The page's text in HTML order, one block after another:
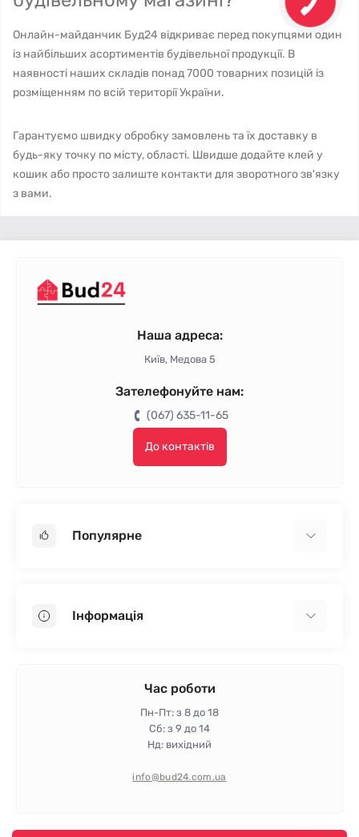
Онлайн-майданчик Буд24 відкриває перед покупцями один
із найбільших асортиментів будівельної продукції. В
наявності наших складів понад 7000 товарних позицій із
розміщенням по всій території України.
Гарантуємо швидку обробку замовлень та їх доставку в
будь-яку точку по місту, області. Швидше додайте клей у
кошик або просто залиште контакти для зворотного зв'язку
з вами.
Наша адреса:
Київ, Медова 5
Зателефонуйте нам:
(067) 635-11-65
До контактів
Популярне
Пінопласт
Інформація
Гарантія та повернення
Політика конфіденційності
Час роботи
Пн-Пт: з 8 до 18
Сб: з 9 до 14
Нд: вихідний
info@bud24.com.ua